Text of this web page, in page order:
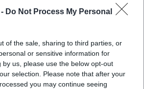
Do Not Process My Personal
of the sale, sharing to third parties, or
or sensitive information for
by us, please use the below opt-out
selection. Please note that after your
you may continue seeing
Fragen
statt?